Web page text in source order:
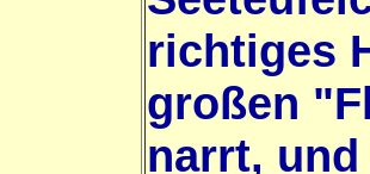
richtiges
großen
narrt,